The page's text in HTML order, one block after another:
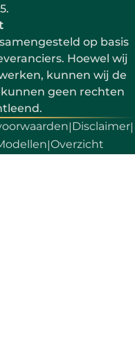
op basis
Hoewel wij
kunnen wij de
geen rechten
|Disclaimer|
|Overzicht